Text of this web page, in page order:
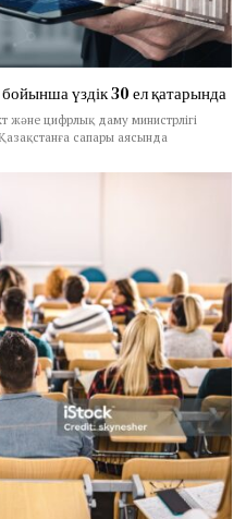
үздік 30 ел қатарында
және цифрлық даму министрлігі
сапары аясында